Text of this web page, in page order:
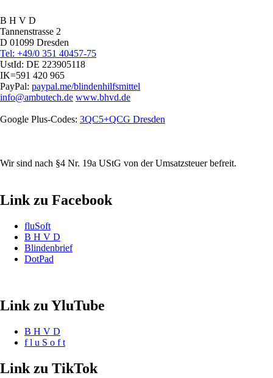
B H V D
Tannenstrasse 2
D 01099 Dresden
Tel: +49/0 351 40457-75
UstId: DE 223905118
IK=591 420 965
PayPal: paypal.me/blindenhilfsmittel
info@ambutech.de www.bhvd.de
Google Plus-Codes: 3QC5+QCG Dresden
Wir sind nach §4 Nr. 19a UStG von der Umsatzsteuer befreit.
Link zu Facebook
fluSoft
B H V D
Blindenbrief
DotPad
Link zu YluTube
B H V D
f l u S o f t
Link zu TikTok